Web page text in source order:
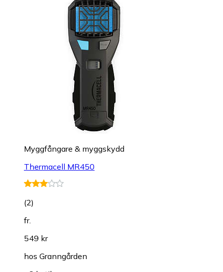
Myggfångare & myggskydd
Thermacell MR450
(2)
fr.
549 kr
hos Granngården